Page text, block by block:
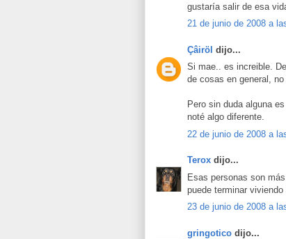
gustaría salir de esa
21 de junio de 2008 a
Çâiröl dijo...
Si mae.. es increible.
de cosas en general,
Pero sin duda alguna
noté algo diferente.
22 de junio de 2008 a
Terox dijo...
Esas personas son
puede terminar
23 de junio de 2008 a
gringotico dijo...